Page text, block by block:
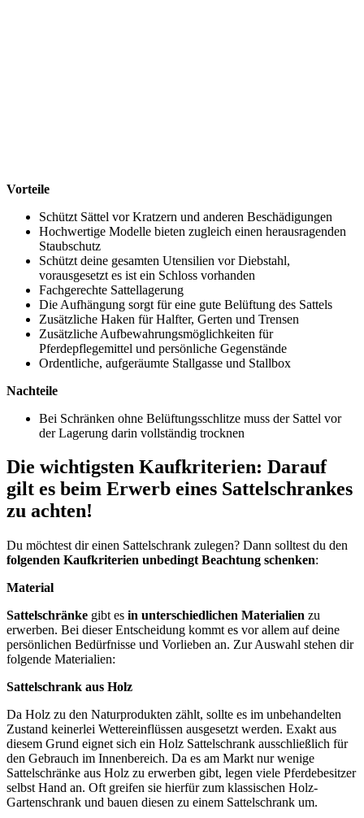
Vorteile
Schützt Sättel vor Kratzern und anderen Beschädigungen
Hochwertige Modelle bieten zugleich einen herausragenden
Staubschutz
Schützt deine gesamten Utensilien vor Diebstahl,
vorausgesetzt es ist ein Schloss vorhanden
Fachgerechte Sattellagerung
Die Aufhängung sorgt für eine gute Belüftung des Sattels
Zusätzliche Haken für Halfter, Gerten und Trensen
Zusätzliche Aufbewahrungsmöglichkeiten für
Pferdepflegemittel und persönliche Gegenstände
Ordentliche, aufgeräumte Stallgasse und Stallbox
Nachteile
Bei Schränken ohne Belüftungsschlitze muss der Sattel vor
der Lagerung darin vollständig trocknen
Die wichtigsten Kaufkriterien: Darauf
gilt es beim Erwerb eines Sattelschrankes
zu achten!
Du möchtest dir einen Sattelschrank zulegen? Dann solltest du den
folgenden Kaufkriterien unbedingt Beachtung schenken:
Material
Sattelschränke gibt es in unterschiedlichen Materialien zu
erwerben. Bei dieser Entscheidung kommt es vor allem auf deine
persönlichen Bedürfnisse und Vorlieben an. Zur Auswahl stehen dir
folgende Materialien:
Sattelschrank aus Holz
Da Holz zu den Naturprodukten zählt, sollte es im unbehandelten
Zustand keinerlei Wettereinflüssen ausgesetzt werden. Exakt aus
diesem Grund eignet sich ein Holz Sattelschrank ausschließlich für
den Gebrauch im Innenbereich. Da es am Markt nur wenige
Sattelschränke aus Holz zu erwerben gibt, legen viele Pferdebesitzer
selbst Hand an. Oft greifen sie hierfür zum klassischen Holz-
Gartenschrank und bauen diesen zu einem Sattelschrank um.